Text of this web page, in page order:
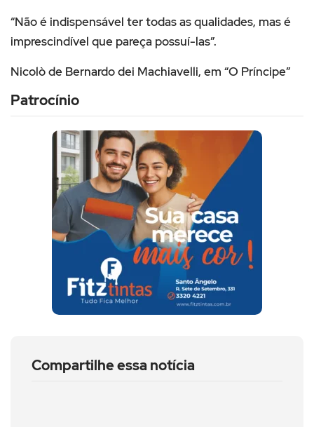
“Não é indispensável ter todas as qualidades, mas é
imprescindível que pareça possuí-las”.
Nicolò de Bernardo dei Machiavelli, em “O Príncipe”
Patrocínio
Compartilhe essa notícia